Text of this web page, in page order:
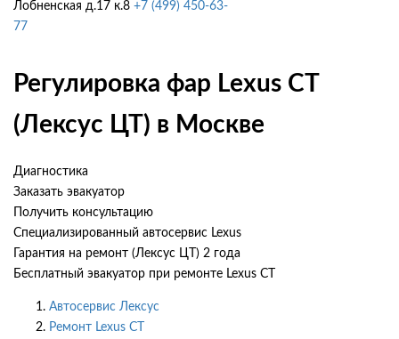
Лобненская д.17 к.8 +7 (499) 450-63-
77
Регулировка фар Lexus CT
(Лексус ЦТ) в Москве
Диагностика
Заказать эвакуатор
Получить консультацию
Специализированный автосервис Lexus
Гарантия на ремонт (Лексус ЦТ) 2 года
Бесплатный эвакуатор при ремонте Lexus CT
Автосервис Лексус
Ремонт Lexus CT